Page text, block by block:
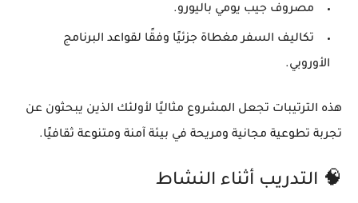
مصروف جيب يومي باليورو.
تكاليف السفرمغطاة جزئيًا وفقًا لقواعد البرنامج
الأوروبي.
هذه الترتيبات تجعل المشروع مثاليًا لأولئك الذين يبحثون عن
تجربة تطوعية مجانية ومريحة في بيئة آمنة ومتنوعة ثقافيًا.
🧠 التدريب أثناء النشاط